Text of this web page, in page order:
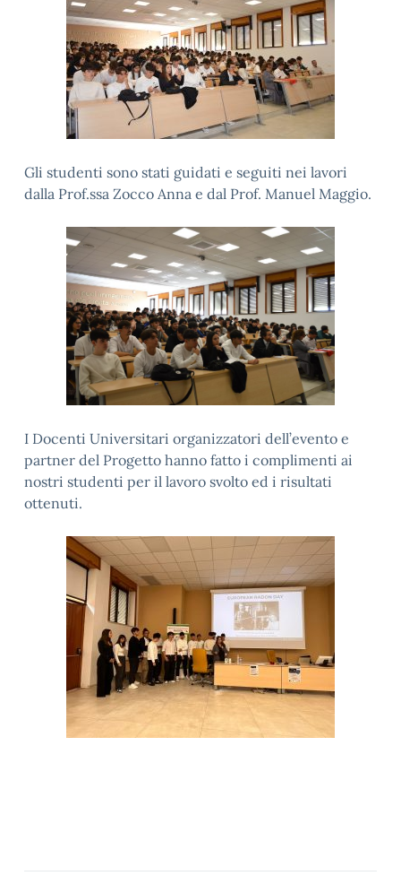
Gli studenti sono stati guidati e seguiti nei lavori
dalla Prof.ssa Zocco Anna e dal Prof. Manuel Maggio.
I Docenti Universitari organizzatori dell’evento e
partner del Progetto hanno fatto i complimenti ai
nostri studenti per il lavoro svolto ed i risultati
ottenuti.